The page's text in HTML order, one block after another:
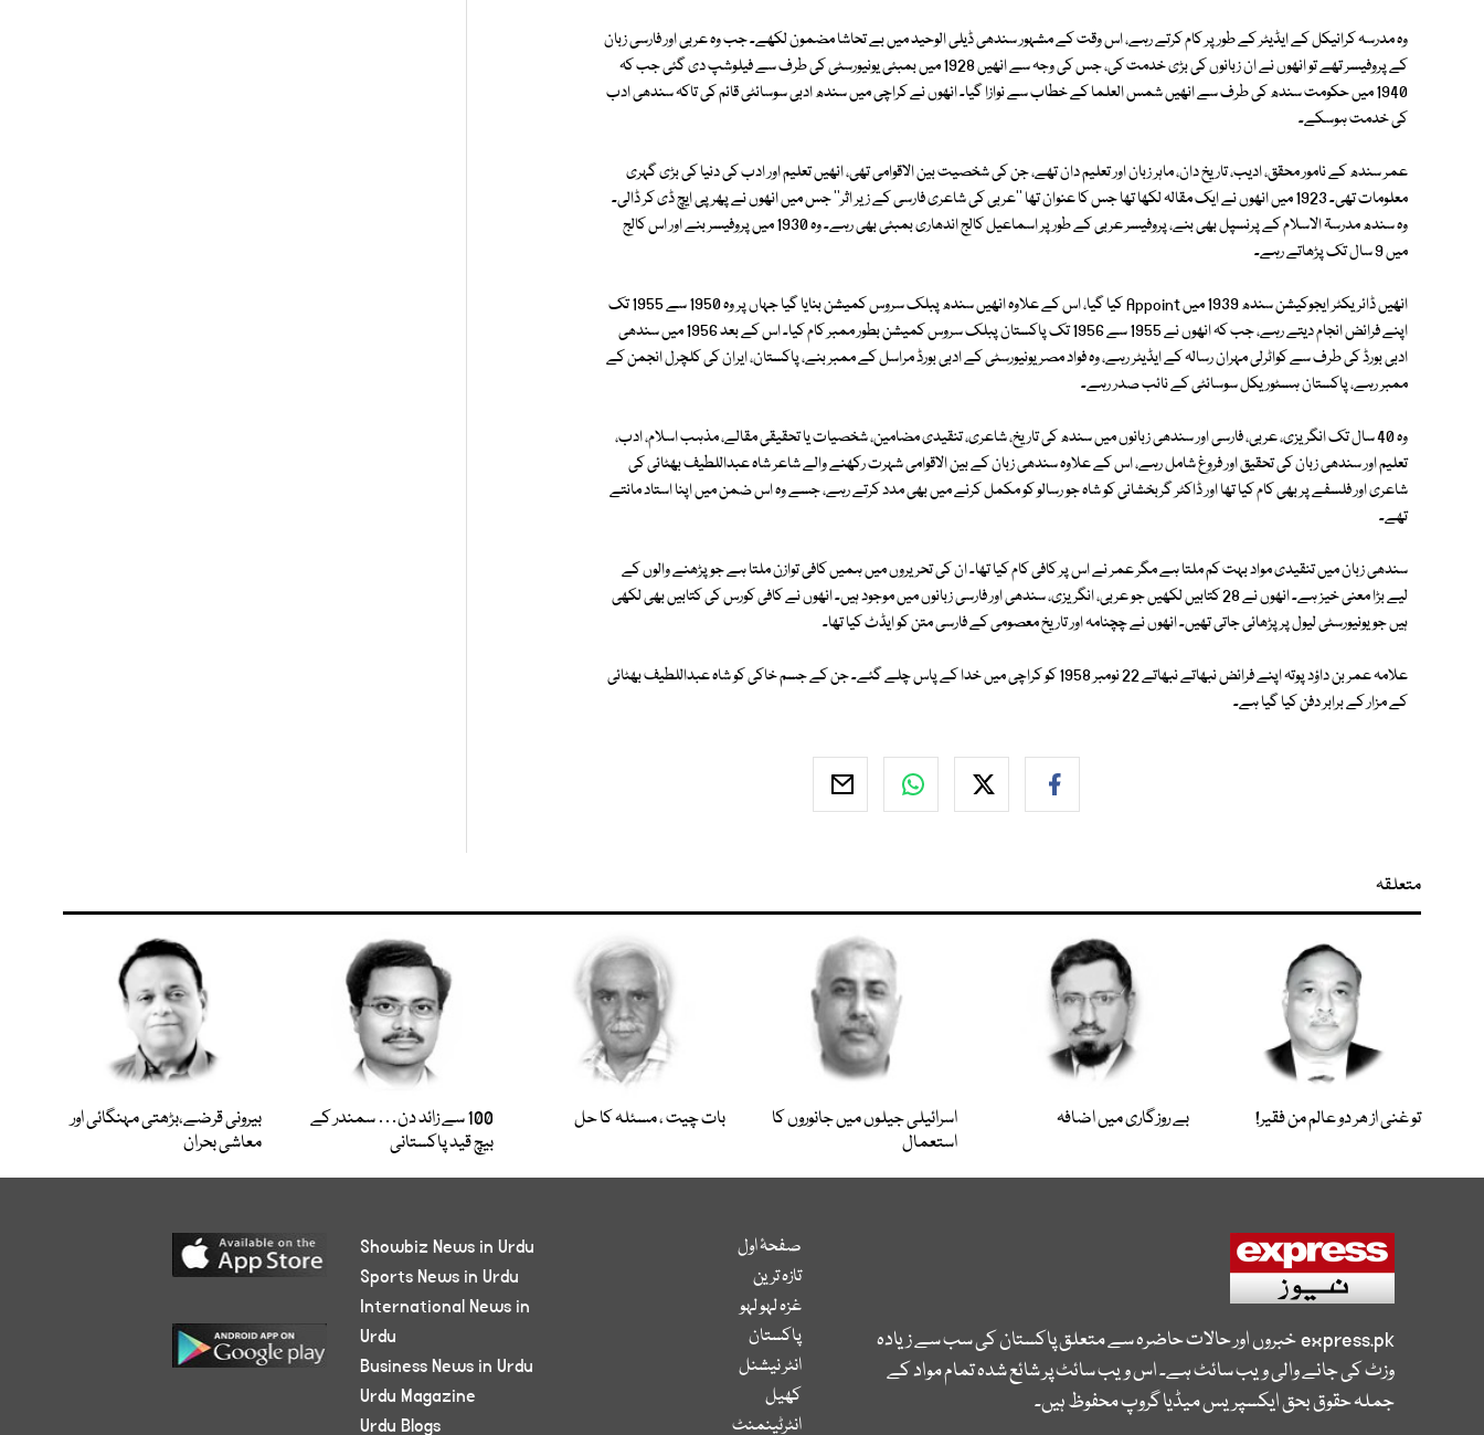
وہ مدرسہ کرانیکل کے ایڈیٹر کے طور پر کام کرتے رہے، اس وقت کے مشہور سندھی ڈیلی الوحید میں بے تحاشا مضمون لکھے۔ جب وہ عربی اور فارسی زبان
کے پروفیسر تھے تو انھوں نے ان زبانوں کی بڑی خدمت کی، جس کی وجہ سے انھیں 1928 میں بمبئی یونیورسٹی کی طرف سے فیلوشپ دی گئی جب کہ
1940 میں حکومت سندھ کی طرف سے انھیں شمس العلما کے خطاب سے نوازا گیا۔ انھوں نے کراچی میں سندھ ادبی سوسائٹی قائم کی تاکہ سندھی ادب
کی خدمت ہوسکے۔
عمر سندھ کے نامور محقق، ادیب، تاریخ دان، ماہر زبان اور تعلیم دان تھے، جن کی شخصیت بین الاقوامی تھی، انھیں تعلیم اور ادب کی دنیا کی بڑی گہری
معلومات تھی۔ 1923 میں انھوں نے ایک مقالہ لکھا تھا جس کا عنوان تھا ''عربی کی شاعری فارسی کے زیر اثر'' جس میں انھوں نے پھر پی ایچ ڈی کر ڈالی۔
وہ سندھ مدرسۃ الاسلام کے پرنسپل بھی بنے، پروفیسر عربی کے طور پر اسماعیل کالج اندھاری بمبئی بھی رہے۔ وہ 1930 میں پروفیسر بنے اور اس کالج
میں 9 سال تک پڑھاتے رہے۔
انھیں ڈائریکٹر ایجوکیشن سندھ 1939 میں Appoint کیا گیا، اس کے علاوہ انھیں سندھ پبلک سروس کمیشن بنایا گیا جہاں پر وہ 1950 سے 1955 تک
اپنے فرائض انجام دیتے رہے، جب کہ انھوں نے 1955 سے 1956 تک پاکستان پبلک سروس کمیشن بطور ممبر کام کیا۔ اس کے بعد 1956 میں سندھی
ادبی بورڈ کی طرف سے کواٹرلی مہران رسالہ کے ایڈیٹر رہے، وہ فواد مصر یونیورسٹی کے ادبی بورڈ مراسل کے ممبر بنے، پاکستان، ایران کی کلچرل انجمن کے
ممبر رہے، پاکستان ہسٹوریکل سوسائٹی کے نائب صدر رہے۔
وہ 40 سال تک انگریزی، عربی، فارسی اور سندھی زبانوں میں سندھ کی تاریخ، شاعری، تنقیدی مضامین، شخصیات یا تحقیقی مقالے، مذہب اسلام، ادب،
تعلیم اور سندھی زبان کی تحقیق اور فروغ شامل رہے، اس کے علاوہ سندھی زبان کے بین الاقوامی شہرت رکھنے والے شاعر شاہ عبداللطیف بھٹائی کی
شاعری اور فلسفے پر بھی کام کیا تھا اور ڈاکٹر گربخشانی کو شاہ جو رسالو کو مکمل کرنے میں بھی مدد کرتے رہے، جسے وہ اس ضمن میں اپنا استاد مانتے
تھے۔
سندھی زبان میں تنقیدی مواد بہت کم ملتا ہے مگر عمر نے اس پر کافی کام کیا تھا۔ ان کی تحریروں میں ہمیں کافی توازن ملتا ہے جو پڑھنے والوں کے
لیے بڑا معنی خیز ہے۔ انھوں نے 28 کتابیں لکھیں جو عربی، انگریزی، سندھی اور فارسی زبانوں میں موجود ہیں۔ انھوں نے کافی کورس کی کتابیں بھی لکھی
ہیں جو یونیورسٹی لیول پر پڑھائی جاتی تھیں۔ انھوں نے چچنامہ اور تاریخ معصومی کے فارسی متن کو ایڈٹ کیا تھا۔
علامہ عمر بن داؤد پوتہ اپنے فرائض نبھاتے نبھاتے 22 نومبر 1958 کو کراچی میں خدا کے پاس چلے گئے۔ جن کے جسم خاکی کو شاہ عبداللطیف بھٹائی
کے مزار کے برابر دفن کیا گیا ہے۔
متعلقہ
تو غنی از ھر دو عالم من فقیر! بے روزگاری میں اضافہ
اسرائیلی جیلوں میں جانوروں کا
استعمال
بات چیت ، مسئلہ کا حل
100 سے زائد دن… سمندر کے
بیچ قید پاکستانی
بیرونی قرضے،بڑھتی مہنگائی اور
معاشی بحران
express.pkخبروں اور حالات حاضرہ سے متعلق پاکستان کی سب سے زیادہ
وزٹ کی جانے والی ویب سائٹ ہے۔ اس ویب سائٹ پر شائع شدہ تمام مواد کے
جملہ حقوق بحق ایکسپریس میڈیا گروپ محفوظ ہیں۔
صفحۂ اول
تازہ ترین
غزہ لہو لہو
پاکستان
انٹر نیشنل
کھیل
انٹرٹینمنٹ
Showbiz News in Urdu
Sports News in Urdu
International News in
Urdu
Business News in Urdu
Urdu Magazine
Urdu Blogs